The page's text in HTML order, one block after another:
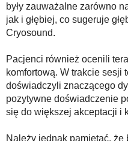
były zauważalne zarówno
jak i głębiej, co sugeruje
Cryosound.
Pacjenci również ocenili
komfortową. W trakcie sesji
doświadczyli znaczącego
pozytywne doświadczenie
się do większej akceptacji i
Należy jednak pamiętać, że